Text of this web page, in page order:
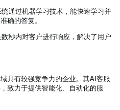
通过机器学习技术，能快速学习并
确的答复。
秒内对客户进行响应，解决了用户
具有较强竞争力的企业。其AI客服
致力于提供智能化、自动化的服